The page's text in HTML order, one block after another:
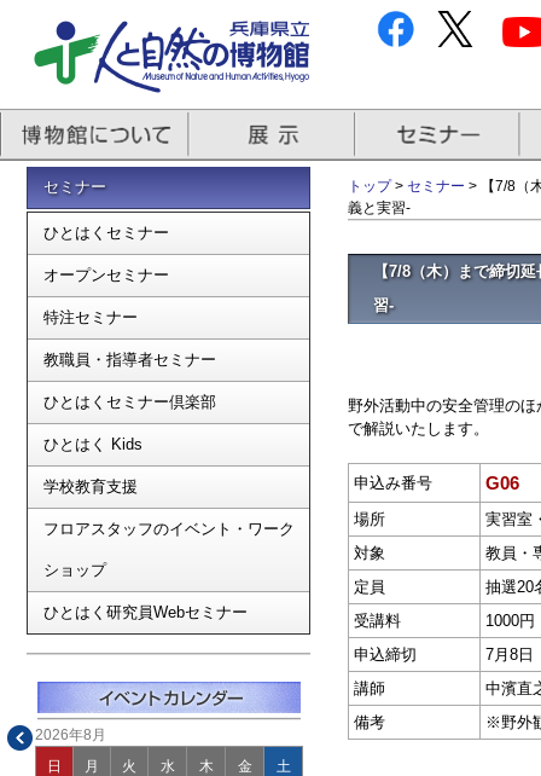
セミナー
ひとはくセミナー
オープンセミナー
特注セミナー
教職員・指導者セミナー
ひとはくセミナー倶楽部
ひとはく Kids
学校教育支援
フロアスタッフのイベント・ワーク
ショップ
ひとはく研究員Webセミナー
2026年8月
日 月 火 水 木 金 土
トップ> セミナー > 【7/8（
義と実習-
【7/8（木）まで締切
習-
野外活動中の安全管理の
で解説いたします。
申込み番号 G06
場所
実習室
対象
教員・
定員
抽選20
受講料
1000円
申込締切
7月8日
講師
中濱直
備考
※野外